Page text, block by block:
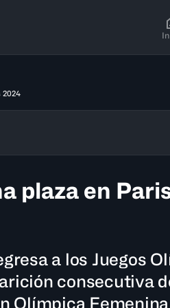
2024
plaza en
a los Juegos
consecutiva
Olímpica